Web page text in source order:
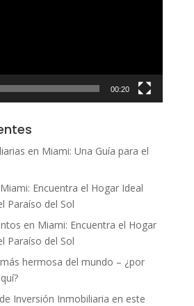
00:20
en Miami: Una Guía para el
Encuentra el Hogar Ideal
Paraíso del Sol
en Miami: Encuentra el Hogar
Paraíso del Sol
hermosa del mundo – ¿por
Inversión Inmobiliaria en este